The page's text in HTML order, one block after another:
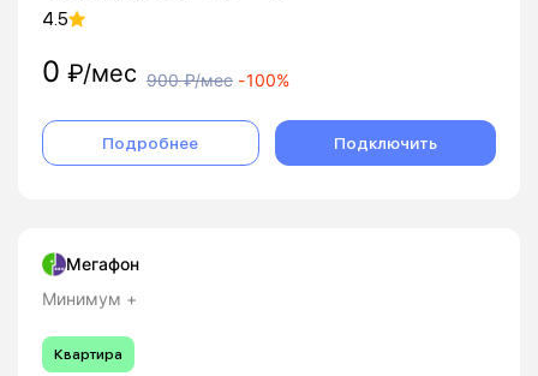
4.5
0 ₽/мес 900₽/мес -100%
Подробнее Подключить
Мегафон
Минимум +
Квартира